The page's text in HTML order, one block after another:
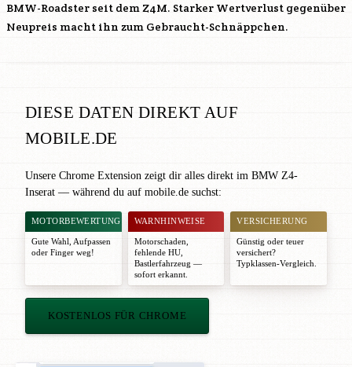
BMW-Roadster seit dem Z4M. Starker Wertverlust gegenüber
Neupreis macht ihn zum Gebraucht-Schnäppchen.
DIESE DATEN DIREKT AUF
MOBILE.DE
Unsere Chrome Extension zeigt dir alles direkt im BMW Z4-
Inserat — während du auf mobile.de suchst:
MOTORBEWERTUNG
Gute Wahl
Aufpassen
oder Finger weg!
WARNHINWEISE
Motorschaden,
fehlende HU,
Bastlerfahrzeug —
sofort erkannt.
VERSICHERUNG
Günstig oder teuer
versichert?
Typklassen-Vergleich.
KOSTENLOS FÜR CHROME